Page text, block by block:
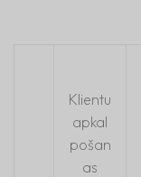
Klientu
apkal
pošan
as